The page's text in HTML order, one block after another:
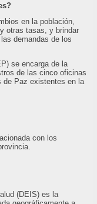
en la población,
otras tasas, y brindar
demandas de los
se encarga de la
de las cinco oficinas
de Paz existentes en la
con los
(DEIS) es la